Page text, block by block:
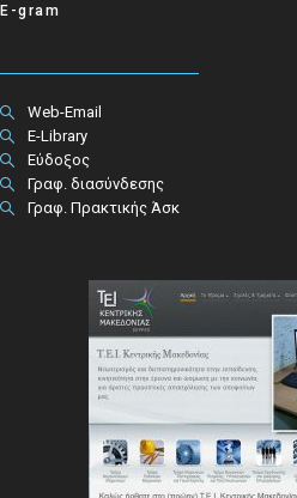
E-gram
Web-Email
E-Library
Εύδοξος
Γραφ. διασύνδεσης
Γραφ. Πρακτικής Άσκ